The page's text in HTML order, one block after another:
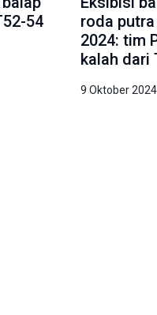
54
roda
2024: tim
kalah dari
9 Oktober